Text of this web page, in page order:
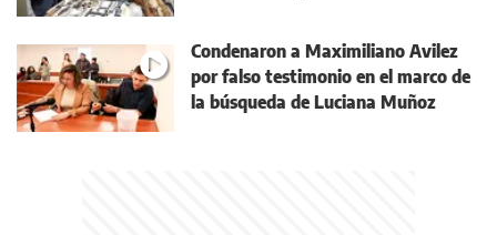
Condenaron a Maximiliano Avilez
por falso testimonio en el marco de
la búsqueda de Luciana Muñoz